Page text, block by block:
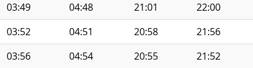
03:49 04:48 21:01 22:00
03:52 04:51 20:58 21:56
03:56 04:54 20:55 21:52